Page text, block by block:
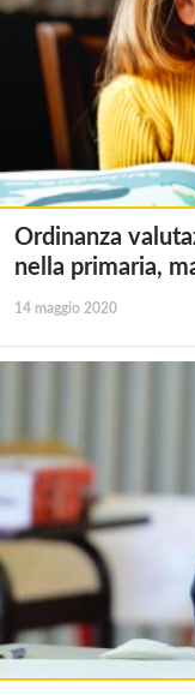
Ordinanza
nella primaria,
14 maggio 2020